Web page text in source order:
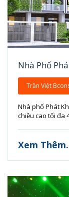
Nhà Phố
Trần Việt
Nhà phố Phát
chiều cao tối đa
Xem